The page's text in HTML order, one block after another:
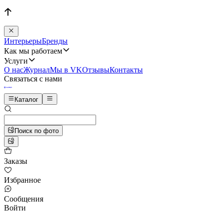
ИнтерьерыБренды
Как мы работаем
Услуги
О насЖурналМы в VKОтзывыКонтакты
Связаться с нами
Каталог
Поиск по фото
Заказы
Избранное
Сообщения
Войти